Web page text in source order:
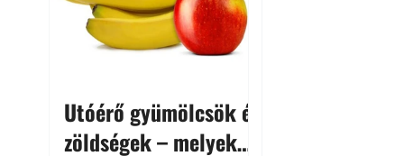
Utóérő gyümölcsök és
zöldségek – melyek